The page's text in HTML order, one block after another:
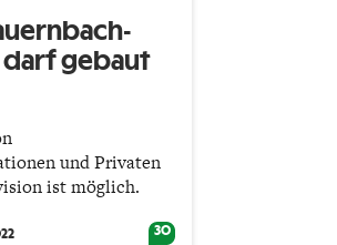
darf gebaut
und Privaten
ist möglich.
30